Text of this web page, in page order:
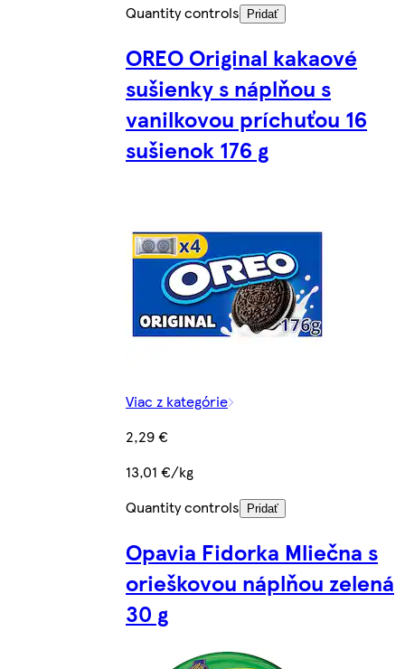
Quantity controls
Pridať
OREO Original kakaové
sušienky s náplňou s
vanilkovou príchuťou 16
sušienok 176 g
Viac z kategórie
2,29 €
13,01 €/kg
Quantity controls
Pridať
Opavia Fidorka Mliečna s
orieškovou náplňou zelená
30 g